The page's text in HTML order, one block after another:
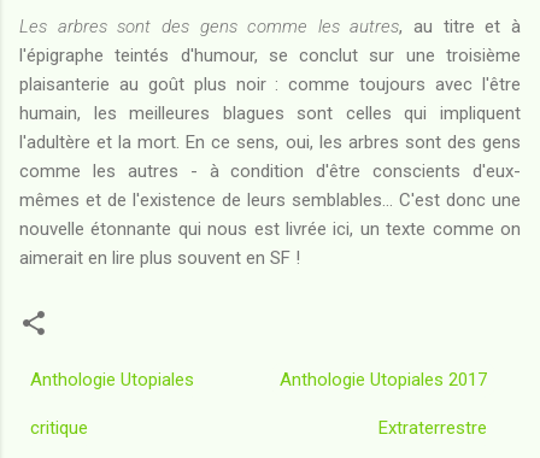
Les arbres sont des gens comme les autres, au titre et à
l'épigraphe teintés d'humour, se conclut sur une troisième
plaisanterie au goût plus noir : comme toujours avec l'être
humain, les meilleures blagues sont celles qui impliquent
l'adultère et la mort. En ce sens, oui, les arbres sont des gens
comme les autres - à condition d'être conscients d'eux-
mêmes et de l'existence de leurs semblables... C'est donc une
nouvelle étonnante qui nous est livrée ici, un texte comme on
aimerait en lire plus souvent en SF !
Anthologie Utopiales Anthologie Utopiales 2017
critique Extraterrestre